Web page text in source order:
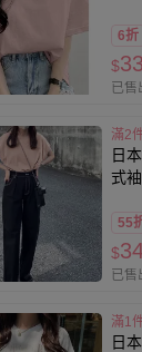
6折
$
已售
滿2
日
式
55
$
已售
滿1
日